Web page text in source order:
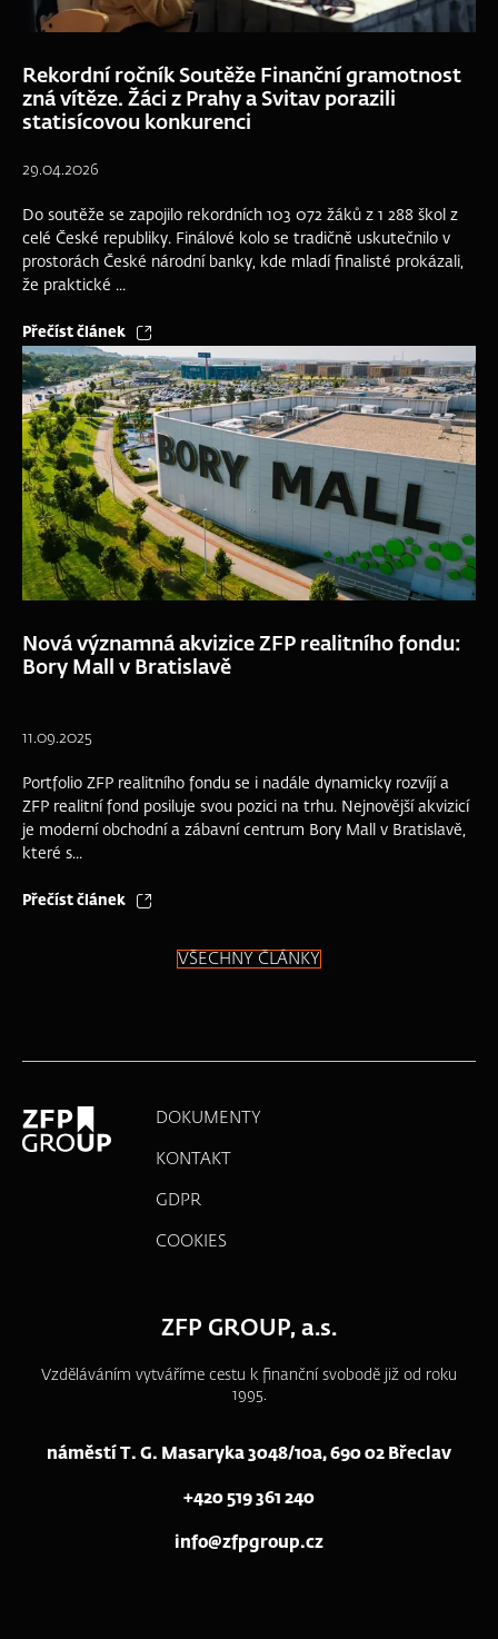
Rekordní ročník Soutěže Finanční gramotnost
zná vítěze. Žáci z Prahy a Svitav porazili
statisícovou konkurenci
29.04.2026
Do soutěže se zapojilo rekordních 103 072 žáků z 1 288 škol z
celé České republiky. Finálové kolo se tradičně uskutečnilo v
prostorách České národní banky, kde mladí finalisté prokázali,
že praktické ...
Přečíst článek
Nová významná akvizice ZFP realitního fondu:
Bory Mall v Bratislavě
11.09.2025
Portfolio ZFP realitního fondu se i nadále dynamicky rozvíjí a
ZFP realitní fond posiluje svou pozici na trhu. Nejnovější akvizicí
je moderní obchodní a zábavní centrum Bory Mall v Bratislavě,
které s...
Přečíst článek
VŠECHNY ČLÁNKY
DOKUMENTY
KONTAKT
GDPR
COOKIES
ZFP GROUP, a.s.
Vzděláváním vytváříme cestu k finanční svobodě již od roku
1995.
náměstí T. G. Masaryka 3048/10a, 690 02 Břeclav
+420 519 361 240
info@zfpgroup.cz